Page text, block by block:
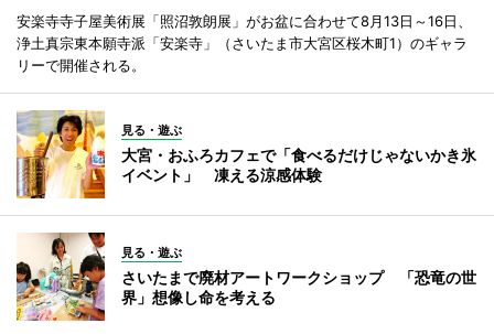
安楽寺寺子屋美術展「照沼敦朗展」がお盆に合わせて8月13日～16日、
浄土真宗東本願寺派「安楽寺」（さいたま市大宮区桜木町1）のギャラ
リーで開催される。
見る・遊ぶ
大宮・おふろカフェで「食べるだけじゃないかき氷
イベント」 凍える涼感体験
見る・遊ぶ
さいたまで廃材アートワークショップ 「恐竜の世
界」想像し命を考える